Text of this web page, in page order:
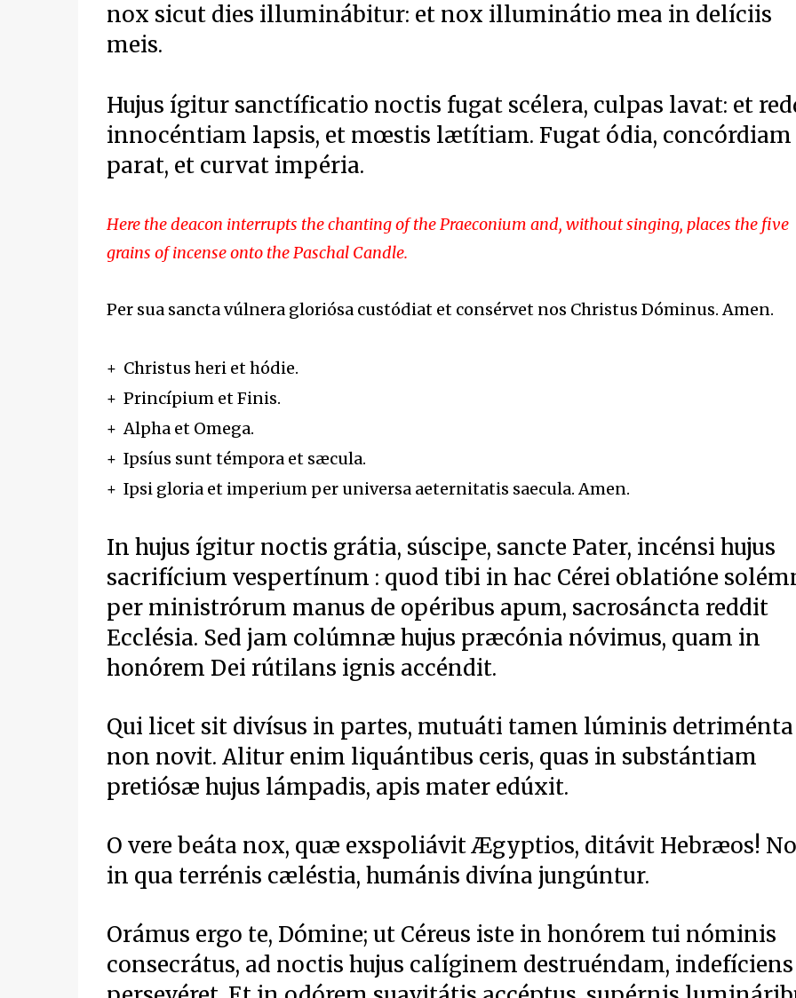
nox sicut dies illuminábitur: et nox illuminátio mea in delíciis
meis.
Hujus ígitur sanctíficatio noctis fugat scélera, culpas lavat: et
innocéntiam lapsis, et mœstis lætítiam. Fugat ódia, concórdiam
parat, et curvat impéria.
Here the deacon interrupts the chanting of the Praeconium and, without singing, places the five
grains of incense onto the Paschal Candle.
Per sua sancta vúlnera gloriósa custódiat et consérvet nos Christus Dóminus. Amen.
+ Christus heri et hódie.
+ Princípium et Finis.
+ Alpha et Omega.
+ Ipsíus sunt témpora et sæcula.
+ Ipsi gloria et imperium per universa aeternitatis saecula. Amen.
In hujus ígitur noctis grátia, súscipe, sancte Pater, incénsi hujus
sacrifícium vespertínum : quod tibi in hac Cérei oblatióne
per ministrórum manus de opéribus apum, sacrosáncta reddit
Ecclésia. Sed jam colúmnæ hujus præcónia nóvimus, quam in
honórem Dei rútilans ignis accéndit.
Qui licet sit divísus in partes, mutuáti tamen lúminis detriménta
non novit. Alitur enim liquántibus ceris, quas in substántiam
pretiósæ hujus lámpadis, apis mater edúxit.
O vere beáta nox, quæ exspoliávit Ægyptios, ditávit Hebræos!
in qua terrénis cæléstia, humánis divína jungúntur.
Orámus ergo te, Dómine; ut Céreus iste in honórem tui nóminis
consecrátus, ad noctis hujus calíginem destruéndam, indefíciens